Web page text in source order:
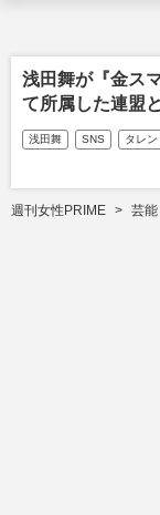
浅田舞が『金ス
て所属した連盟
浅田舞 SNS タレン
週刊女性PRIME 芸能